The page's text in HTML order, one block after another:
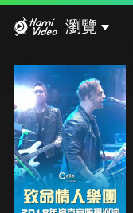
瀏覽